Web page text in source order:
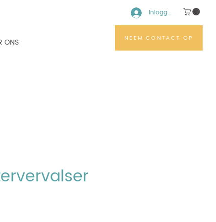
ONS
Inloggen
NEEM CONTACT OP